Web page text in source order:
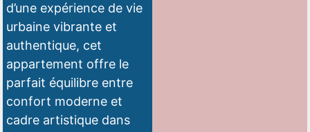
d’une expérience de vie
urbaine vibrante et
authentique, cet
appartement offre le
parfait équilibre entre
confort moderne et
cadre artistique dans